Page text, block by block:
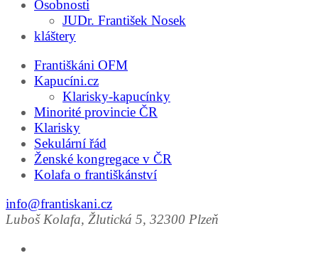
Osobnosti
JUDr. František Nosek
kláštery
Františkáni OFM
Kapucíni.cz
Klarisky-kapucínky
Minorité provincie ČR
Klarisky
Sekulární řád
Ženské kongregace v ČR
Kolafa o františkánství
info@frantiskani.cz
Luboš Kolafa, Žlutická 5, 32300 Plzeň